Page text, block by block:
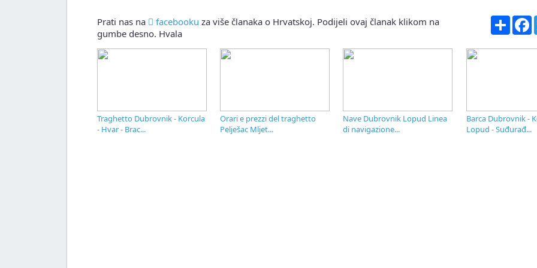
Prati nas na facebooku za više članaka o Hrvatskoj. Podijeli ovaj članak klikom na
gumbe desno. Hvala
Share
Traghetto Dubrovnik - Korcula
- Hvar - Brac...
Orari e prezzi del traghetto
Pelješac Mljet...
Nave Dubrovnik Lopud Linea
di navigazione...
Barca Dubrovnik -
Lopud - Suđurađ...